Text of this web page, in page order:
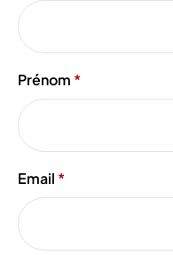
Prénom
Email